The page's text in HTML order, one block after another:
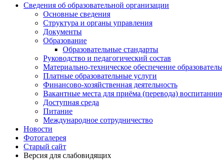
Сведения об образовательной организации
Основные сведения
Структура и органы управления
Документы
Образование
Образовательные стандарты
Руководство и педагогический состав
Материально-техническое обеспечение
Платные образовательные услуги
Финансово-хозяйственная деятельность
Вакантные места для приёма (перевода)
Доступная среда
Питание
Международное сотрудничество
Новости
Фотогалерея
Старый сайт
Версия для слабовидящих